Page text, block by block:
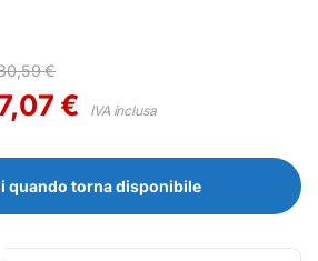
€
€ IVA inclusa
quando torna disponibile